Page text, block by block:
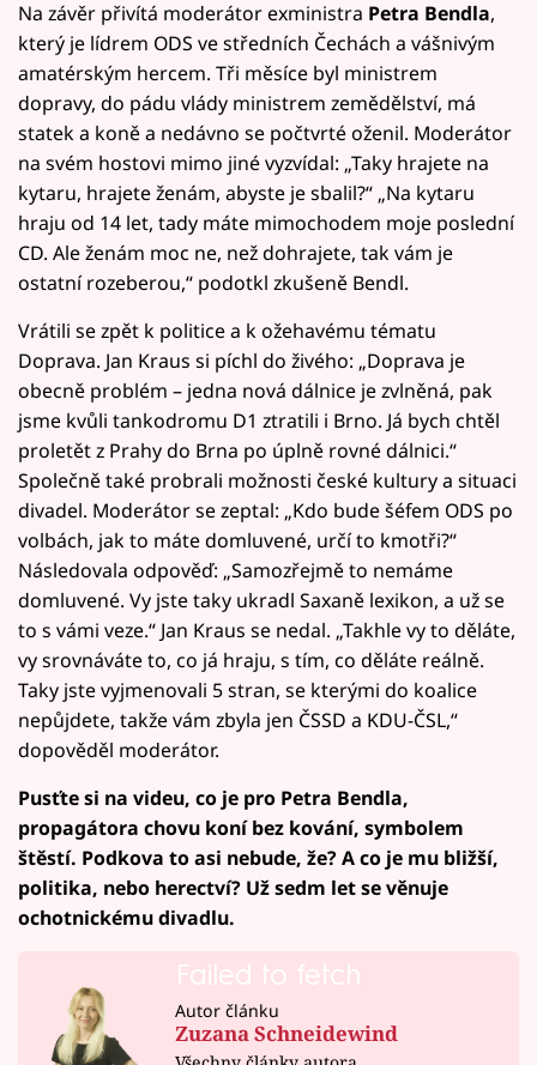
Na závěr přivítá moderátor exministra Petra Bendla,
který je lídrem ODS ve středních Čechách a vášnivým
amatérským hercem. Tři měsíce byl ministrem
dopravy, do pádu vlády ministrem zemědělství, má
statek a koně a nedávno se počtvrté oženil. Moderátor
na svém hostovi mimo jiné vyzvídal: „Taky hrajete na
kytaru, hrajete ženám, abyste je sbalil?“ „Na kytaru
hraju od 14 let, tady máte mimochodem moje poslední
CD. Ale ženám moc ne, než dohrajete, tak vám je
ostatní rozeberou,“ podotkl zkušeně Bendl.
Vrátili se zpět k politice a k ožehavému tématu
Doprava. Jan Kraus si píchl do živého: „Doprava je
obecně problém – jedna nová dálnice je zvlněná, pak
jsme kvůli tankodromu D1 ztratili i Brno. Já bych chtěl
proletět z Prahy do Brna po úplně rovné dálnici.“
Společně také probrali možnosti české kultury a situaci
divadel. Moderátor se zeptal: „Kdo bude šéfem ODS po
volbách, jak to máte domluvené, určí to kmotři?“
Následovala odpověď: „Samozřejmě to nemáme
domluvené. Vy jste taky ukradl Saxaně lexikon, a už se
to s vámi veze.“ Jan Kraus se nedal. „Takhle vy to děláte,
vy srovnáváte to, co já hraju, s tím, co děláte reálně.
Taky jste vyjmenovali 5 stran, se kterými do koalice
nepůjdete, takže vám zbyla jen ČSSD a KDU-ČSL,“
dopověděl moderátor.
Pusťte si na videu, co je pro Petra Bendla,
propagátora chovu koní bez kování, symbolem
štěstí. Podkova to asi nebude, že? A co je mu bližší,
politika, nebo herectví? Už sedm let se věnuje
ochotnickému divadlu.
Failed to fetch
Autor článku
Zuzana Schneidewind